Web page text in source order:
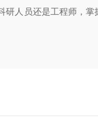
人员还是工程师，掌